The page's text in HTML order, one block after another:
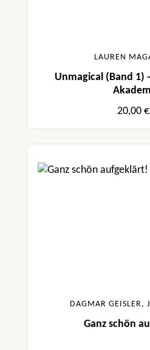
LAUREN
Unmagical (Band 1)
20,00
DAGMAR GEISLER,
Ganz schön